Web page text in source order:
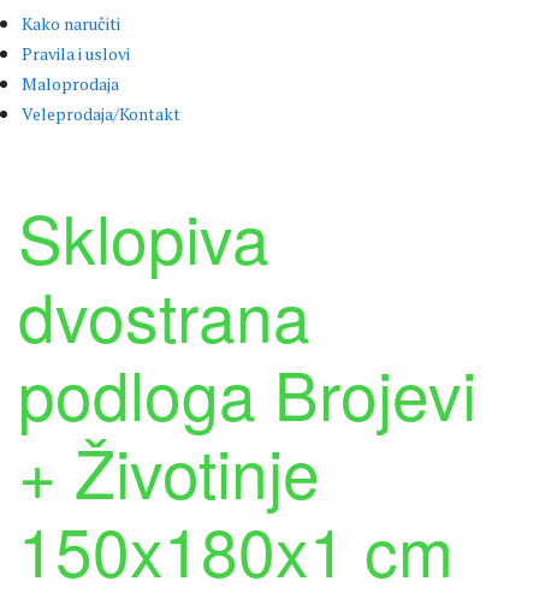
Kako naručiti
Pravila i uslovi
Maloprodaja
Veleprodaja/Kontakt
Sklopiva
dvostrana
podloga Brojevi
+ Životinje
150x180x1 cm